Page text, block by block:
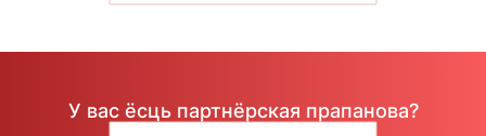
У вас ёсць партнёрская прапанова?